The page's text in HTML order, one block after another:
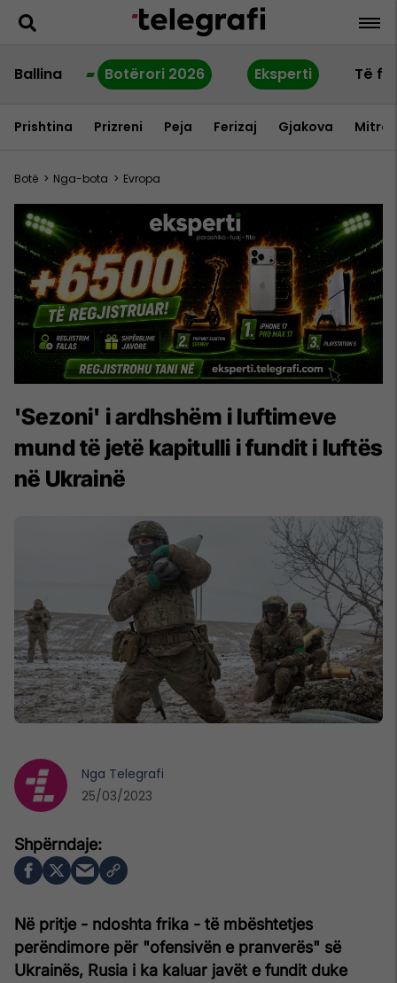
Ballina Botërori 2026 Eksperti Të
Prishtina Prizreni Peja Ferizaj Gjakova
Botë > Nga-bota > Evropa
'Sezoni' i ardhshëm i luftimeve
mund të jetë kapitulli i fundit i luftës
në Ukrainë
Në pritje - ndoshta frika - të mbështetjes
perëndimore për "ofensivën e pranverës" së
Ukrainës, Rusia i ka kaluar javët e fundit duke
Nga Telegrafi
25/03/2023